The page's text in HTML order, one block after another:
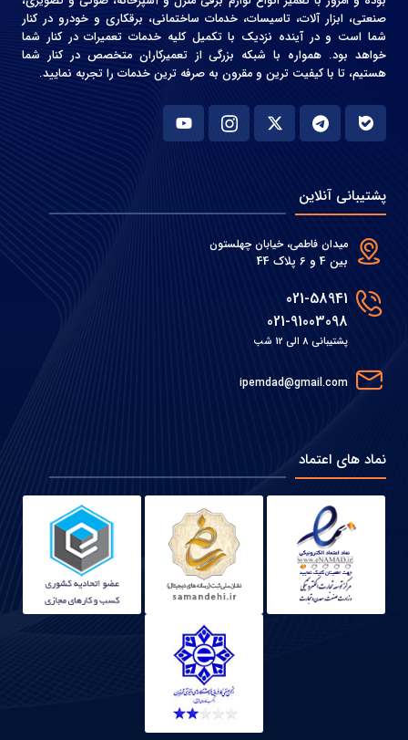
صنعتی، ابزار آلات، تاسیسات، خدمات ساختمانی، برقکاری و خودرو در کنار
شما است و در آینده نزدیک با تکمیل کلیه خدمات تعمیرات در کنار شما
خواهد بود. همواره با شبکه بزرگی از تعمیرکاران متخصص در کنار شما
هستیم، تا با کیفیت ترین و مقرون به صرفه ترین خدمات را تجربه نمایید.
پشتیبانی آنلاین
میدان فاطمی، خیابان چهلستون
بین 4 و 6 پلاک 44
021-58941
021-91003098
پشتیبانی 8 الی 12 شب
ipemdad@gmail.com
نماد های اعتماد